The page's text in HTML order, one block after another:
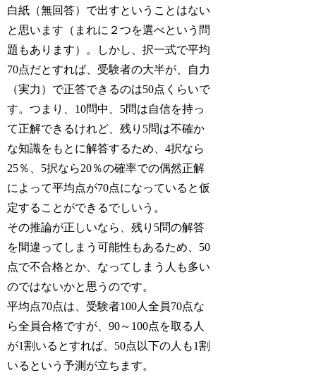
白紙（無回答）で出すということはない
と思います（まれに２つを選べという問
題もあります）。しかし、択一式で平均
70点だとすれば、受験者の大半が、自力
（実力）で正答できるのは50点くらいで
す。つまり、10問中、5問は自信を持っ
て正解できるけれど、残り5問は不確か
な知識をもとに解答するため、4択なら
25％、5択なら20％の確率での偶然正解
によって平均点が70点になっていると仮
定することができるでしいう。
その推論が正しいなら、残り5問の解答
を間違ってしまう可能性もあるため、50
点で不合格とか、なってしまう人も多い
のではないかと思うのです。
平均点70点は、受験者100人全員70点な
ら全員合格ですが、90～100点を取る人
が1割いるとすれば、50点以下の人も1割
いるという予測が立ちます。